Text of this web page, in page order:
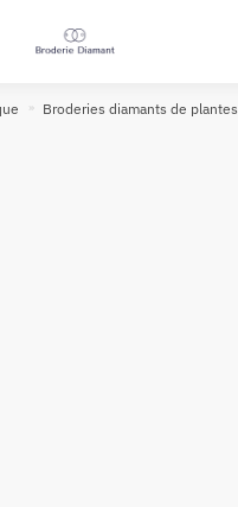
Broderies diamants de plantes